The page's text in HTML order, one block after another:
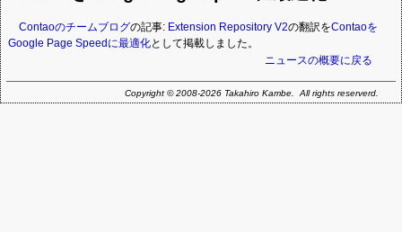
Contaoのチームブログの記事: Extension Repository V2の翻訳をContaoを
Google Page Speedに最適化として掲載しました。
ニュースの概要に戻る
Copyright © 2008-2026 Takahiro Kambe. All rights reserverd.